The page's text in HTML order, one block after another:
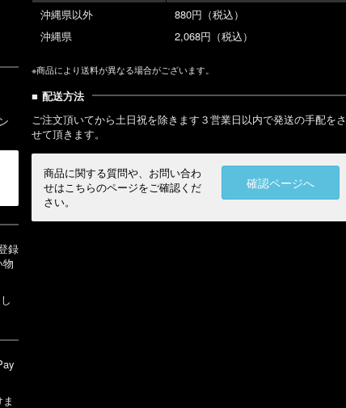
録
沖縄県以外
880円（税込）
沖縄県
2,068円（税込）
※商品により送料が異なる場合がございます。
配送方法
ご注文頂いてから土日祝を除きます３営業日以内で発送の手配をさ
せて頂きます。
商品に関する質問や、お問い合わ
せはこちらのページをご確認くだ
さい。
確認ページへ